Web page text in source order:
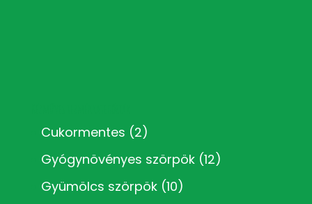
Cukormentes (2)
Gyógynövényes szörpök (12)
Gyümölcs szörpök (10)